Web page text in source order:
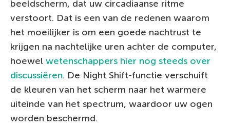
beeldscherm, dat uw circadiaanse ritme
verstoort. Dat is een van de redenen waarom
het moeilijker is om een goede nachtrust te
krijgen na nachtelijke uren achter de computer,
hoewel wetenschappers hier nog steeds over
discussiëren. De Night Shift-functie verschuift
de kleuren van het scherm naar het warmere
uiteinde van het spectrum, waardoor uw ogen
worden beschermd.